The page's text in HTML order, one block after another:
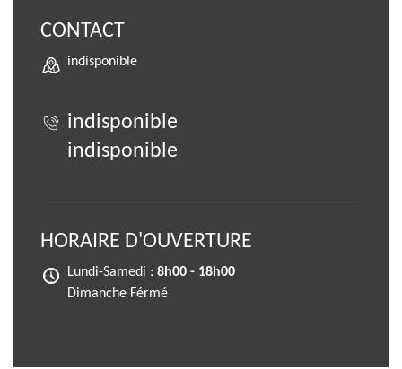
CONTACT
indisponible
indisponible
indisponible
HORAIRE D'OUVERTURE
Lundi-Samedi : 8h00 - 18h00
Dimanche Férmé